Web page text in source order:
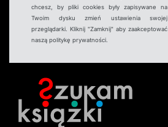
chcesz, by pliki cookies były zapisywane na
Twoim dysku zmień ustawienia swojej
przeglądarki. Kliknij "Zamknij" aby zaakceptować
naszą politykę prywatności.